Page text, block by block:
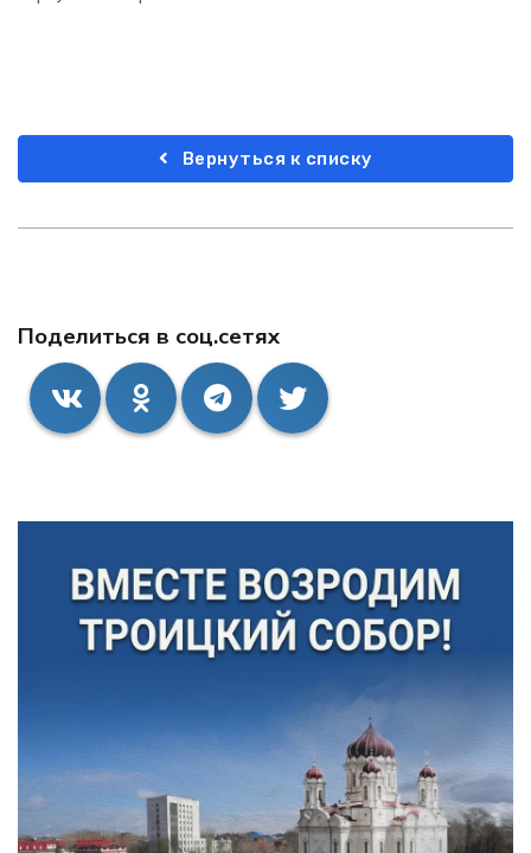
Поделиться в соц.сетях
Вернуться к списку